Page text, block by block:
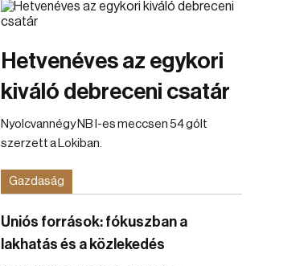
Hetvenéves az egykori
kiváló debreceni csatár
Nyolcvannégy NB I-es meccsen 54 gólt
szerzett a Lokiban.
Gazdaság
Uniós források: fókuszban a
lakhatás és a közlekedés